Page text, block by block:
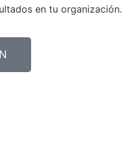
en tu organización.